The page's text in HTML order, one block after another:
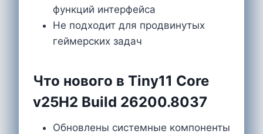
функций интерфейса
Не подходит для продвинутых
геймерских задач
Что нового в Tiny11 Core
v25H2 Build 26200.8037
Обновлены системные компоненты